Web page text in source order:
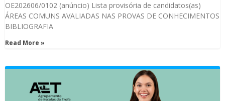
OE202606/0102 (anúncio) Lista provisória de candidatos(as)
ÁREAS COMUNS AVALIADAS NAS PROVAS DE CONHECIMENTOS
BIBLIOGRAFIA
Read More »